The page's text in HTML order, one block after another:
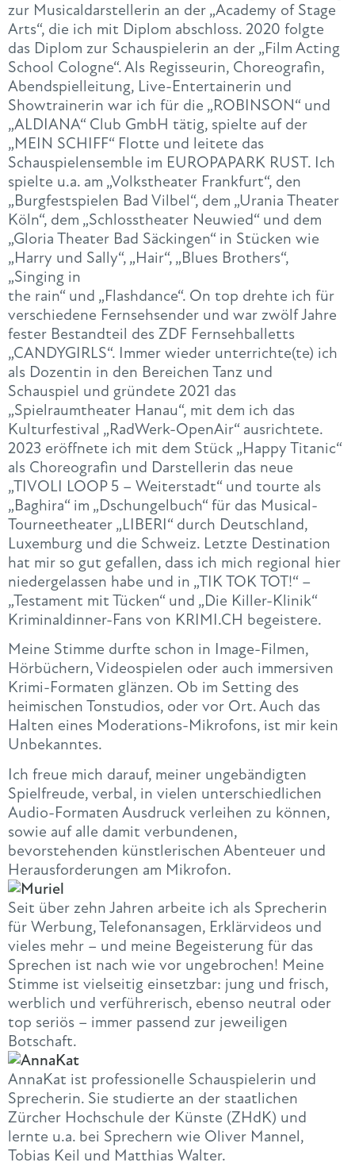
zur Musicaldarstellerin an der „Academy of Stage
Arts“, die ich mit Diplom abschloss. 2020 folgte
das Diplom zur Schauspielerin an der „Film Acting
School Cologne“. Als Regisseurin, Choreografin,
Abendspielleitung, Live-Entertainerin und
Showtrainerin war ich für die „ROBINSON“ und
„ALDIANA“ Club GmbH tätig, spielte auf der
„MEIN SCHIFF“ Flotte und leitete das
Schauspielensemble im EUROPAPARK RUST. Ich
spielte u.a. am „Volkstheater Frankfurt“, den
„Burgfestspielen Bad Vilbel“, dem „Urania Theater
Köln“, dem „Schlosstheater Neuwied“ und dem
„Gloria Theater Bad Säckingen“ in Stücken wie
„Harry und Sally“, „Hair“, „Blues Brothers“,
„Singing in
the rain“ und „Flashdance“. On top drehte ich für
verschiedene Fernsehsender und war zwölf Jahre
fester Bestandteil des ZDF Fernsehballetts
„CANDYGIRLS“. Immer wieder unterrichte(te) ich
als Dozentin in den Bereichen Tanz und
Schauspiel und gründete 2021 das
„Spielraumtheater Hanau“, mit dem ich das
Kulturfestival „RadWerk-OpenAir“ ausrichtete.
2023 eröffnete ich mit dem Stück „Happy Titanic“
als Choreografin und Darstellerin das neue
„TIVOLI LOOP 5 – Weiterstadt“ und tourte als
„Baghira“ im „Dschungelbuch“ für das Musical-
Tourneetheater „LIBERI“ durch Deutschland,
Luxemburg und die Schweiz. Letzte Destination
hat mir so gut gefallen, dass ich mich regional hier
niedergelassen habe und in „TIK TOK TOT!“ –
„Testament mit Tücken“ und „Die Killer-Klinik“
Kriminaldinner-Fans von KRIMI.CH begeistere.
Meine Stimme durfte schon in Image-Filmen,
Hörbüchern, Videospielen oder auch immersiven
Krimi-Formaten glänzen. Ob im Setting des
heimischen Tonstudios, oder vor Ort. Auch das
Halten eines Moderations-Mikrofons, ist mir kein
Unbekanntes.
Ich freue mich darauf, meiner ungebändigten
Spielfreude, verbal, in vielen unterschiedlichen
Audio-Formaten Ausdruck verleihen zu können,
sowie auf alle damit verbundenen,
bevorstehenden künstlerischen Abenteuer und
Herausforderungen am Mikrofon.
Seit über zehn Jahren arbeite ich als Sprecherin
für Werbung, Telefonansagen, Erklärvideos und
vieles mehr – und meine Begeisterung für das
Sprechen ist nach wie vor ungebrochen! Meine
Stimme ist vielseitig einsetzbar: jung und frisch,
werblich und verführerisch, ebenso neutral oder
top seriös – immer passend zur jeweiligen
Botschaft.
AnnaKat ist professionelle Schauspielerin und
Sprecherin. Sie studierte an der staatlichen
Zürcher Hochschule der Künste (ZHdK) und
lernte u.a. bei Sprechern wie Oliver Mannel,
Tobias Keil und Matthias Walter.